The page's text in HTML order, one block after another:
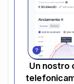
Un nostro